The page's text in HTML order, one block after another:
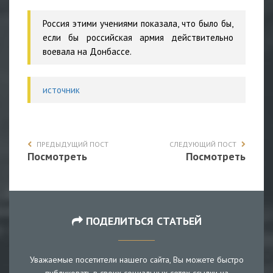
Россия этими учениями показала, что было бы,
если бы российская армия действительно
воевала на Донбассе.
источник
ПРЕДЫДУЩИЙ ПОСТ
Посмотреть
СЛЕДУЮЩИЙ ПОСТ
Посмотреть
ПОДЕЛИТЬСЯ СТАТЬЕЙ
Уважаемые посетители нашего сайта, Вы можете быстро